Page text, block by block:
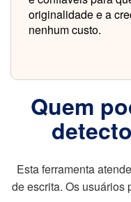
originalidade e a
nenhum custo.
Quem
Esta ferramenta
de escrita. Os usuários